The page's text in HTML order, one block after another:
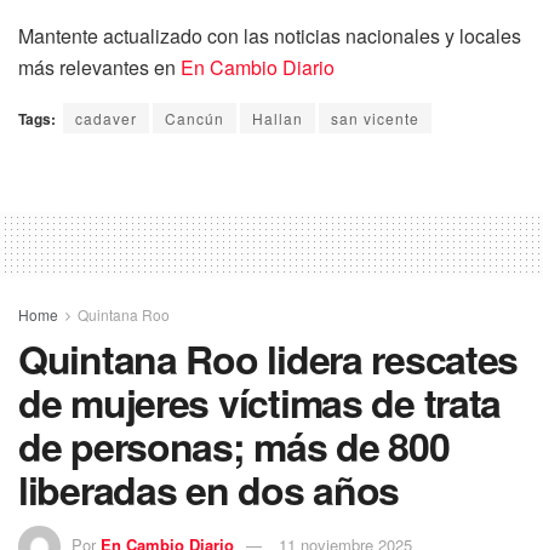
Mantente actualizado con las noticias nacionales y locales
más relevantes en En Cambio Diario
Tags: cadaver Cancún Hallan san vicente
Home Quintana Roo
Quintana Roo lidera rescates
de mujeres víctimas de trata
de personas; más de 800
liberadas en dos años
Por En Cambio Diario 11 noviembre 2025